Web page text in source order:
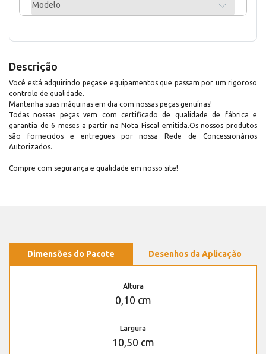
Modelo
Descrição
Você está adquirindo peças e equipamentos que passam por um rigoroso
controle de qualidade.
Mantenha suas máquinas em dia com nossas peças genuínas!
Todas nossas peças vem com certificado de qualidade de fábrica e
garantia de 6 meses a partir na Nota Fiscal emitida.Os nossos produtos
são fornecidos e entregues por nossa Rede de Concessionários
Autorizados.
Compre com segurança e qualidade em nosso site!
Dimensões do Pacote Desenhos da Aplicação
Altura
0,10 cm
Largura
10,50 cm